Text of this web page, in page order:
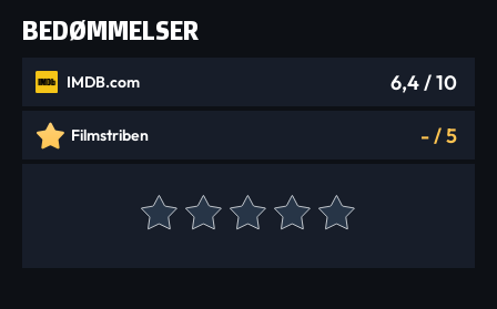
BEDØMMELSER
IMDB.com 6,4/ 10
Filmstriben -/5